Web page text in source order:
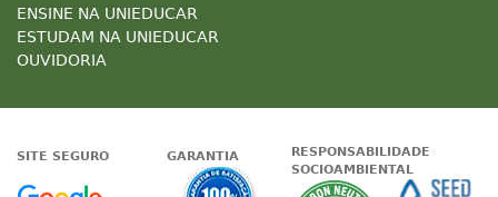
ENSINE NA UNIEDUCAR
ESTUDAM NA UNIEDUCAR
OUVIDORIA
SITE SEGURO
Google - Status do site no
GARANTIA
Garantia de
RESPONSABILIDADE
SOCIOAMBIENTAL
A